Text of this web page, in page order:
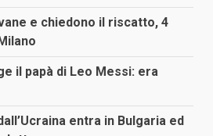
e chiedono il riscatto, 4
il papà di Leo Messi: era
entra in Bulgaria ed